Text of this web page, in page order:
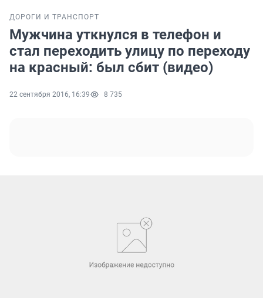
ДОРОГИ И ТРАНСПОРТ
Мужчина уткнулся в телефон и
стал переходить улицу по переходу
на красный: был сбит (видео)
22 сентября 2016, 16:39 8 735